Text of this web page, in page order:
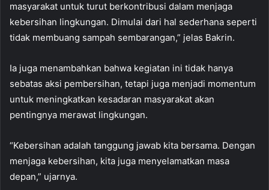
masyarakat untuk turut berkontribusi dalam menjaga
kebersihan lingkungan. Dimulai dari hal sederhana seperti
tidak membuang sampah sembarangan,” jelas Bakrin.
Ia juga menambahkan bahwa kegiatan ini tidak hanya
sebatas aksi pembersihan, tetapi juga menjadi momentum
untuk meningkatkan kesadaran masyarakat akan
pentingnya merawat lingkungan.
“Kebersihan adalah tanggung jawab kita bersama. Dengan
menjaga kebersihan, kita juga menyelamatkan masa
depan,” ujarnya.